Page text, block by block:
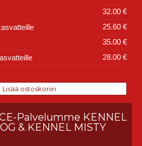
32.00 €
25.60 €
35.00 €
28.00 €
Palvelumme KENNEL
& KENNEL MISTY